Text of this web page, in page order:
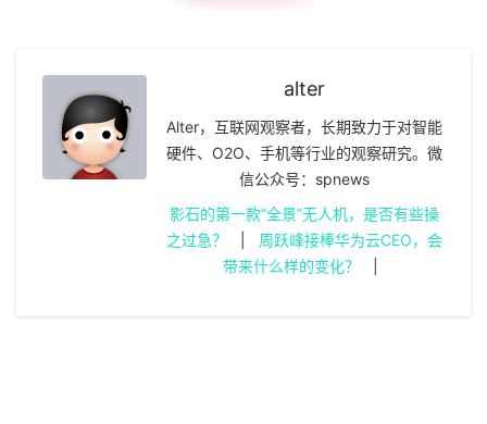
alter
Alter，互联网观察者，长期致力于对智能
硬件、O2O、手机等行业的观察研究。微
信公众号：spnews
影石的第一款“全景”无人机，是否有些操
之过急？
周跃峰接棒华为云CEO，会
带来什么样的变化？